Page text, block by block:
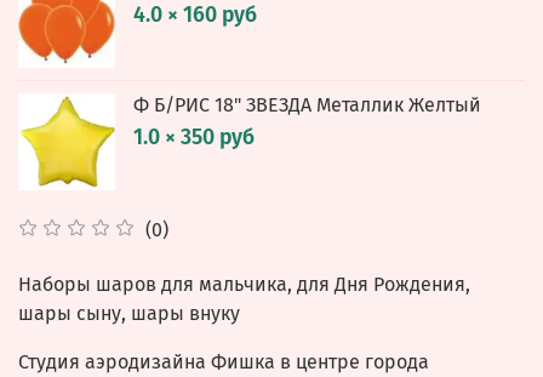
(0)
4.0 × 160 руб
Ф Б/РИС 18" ЗВЕЗДА Металлик Желтый
1.0 × 350 руб
Наборы шаров для мальчика, для Дня Рождения,
шары сыну, шары внуку
Студия аэродизайна Фишка в центре города